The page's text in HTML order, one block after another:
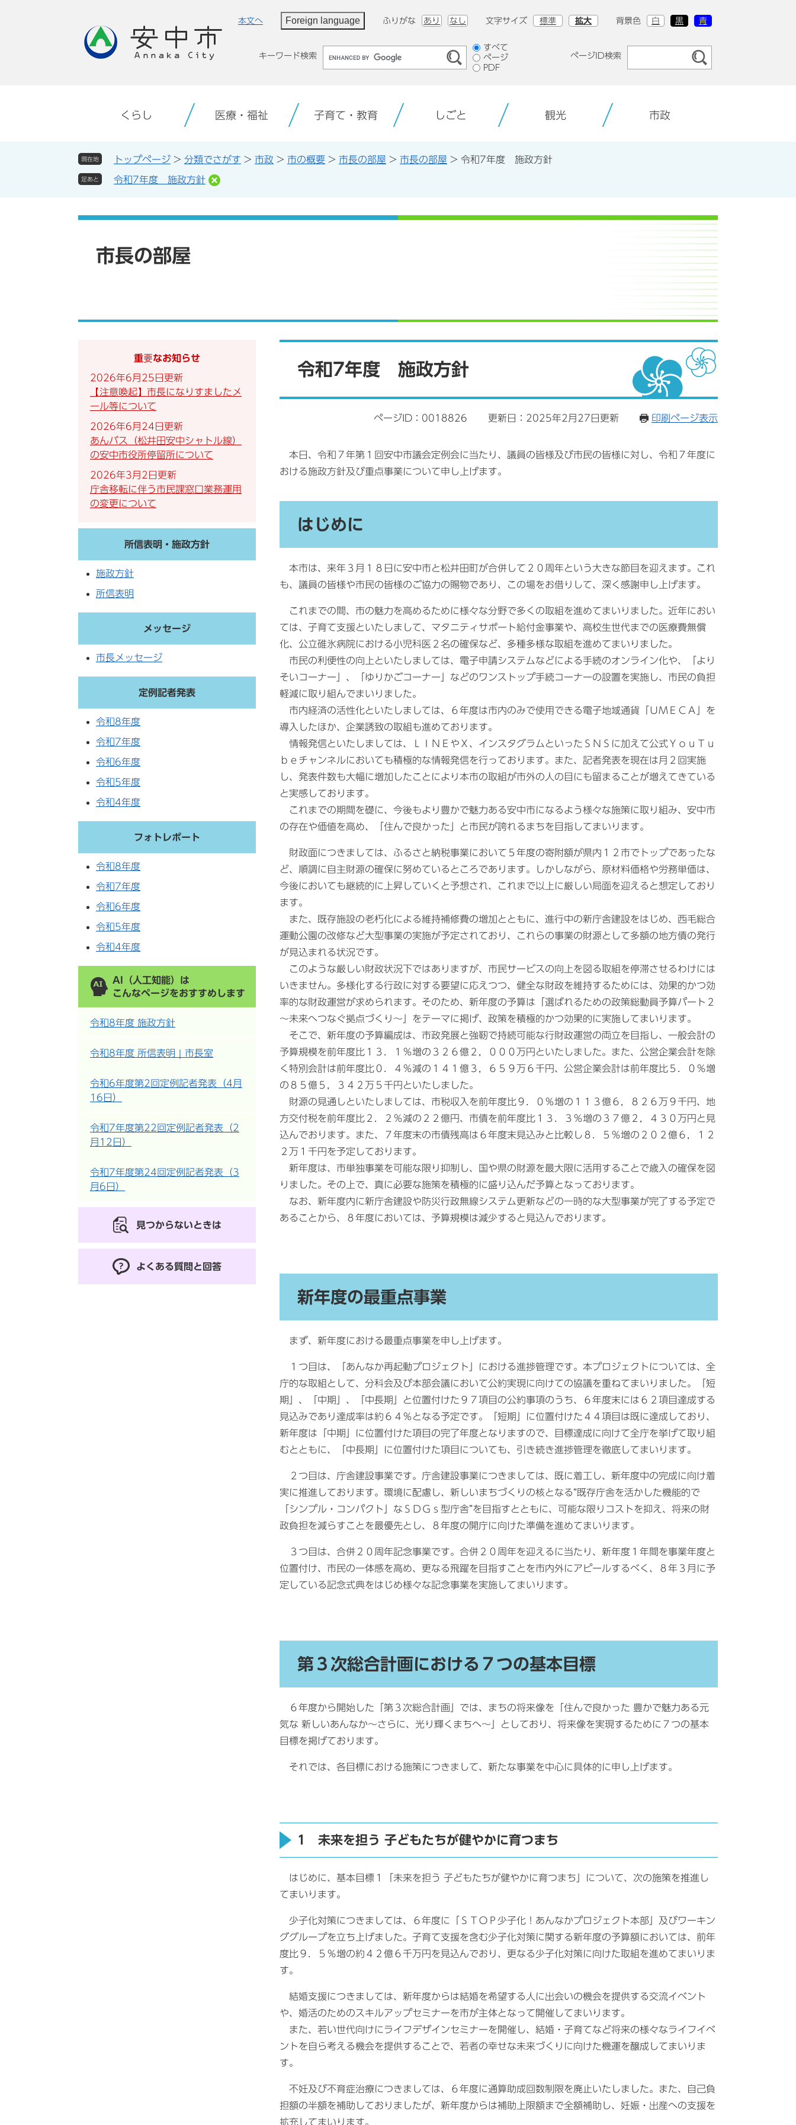
本文へ Foreign language ふりがな あり なし 文字サイズ 標準 拡大 背景色 白 黒 青
キーワード検索
検
索
対
すべて
ページ
PDF
ページID検索
くらし 医療・福祉 子育て・教育 しごと 観光 市政
現在地 トップページ > 分類でさがす > 市政 > 市の概要 > 市長の部屋 > 市長の部屋 > 令和7年度 施政方針
足あと 令和7年度 施政方針
市長の部屋
令和7年度 施政方針
ページID：0018826 更新日：2025年2月27日更新 印刷ページ表示
本日、令和７年第１回安中市議会定例会に当たり、議員の皆様及び市民の皆様に対し、令和７年度に
おける施政方針及び重点事業について申し上げます。
はじめに
本市は、来年３月１８日に安中市と松井田町が合併して２０周年という大きな節目を迎えます。これ
も、議員の皆様や市民の皆様のご協力の賜物であり、この場をお借りして、深く感謝申し上げます。
これまでの間、市の魅力を高めるために様々な分野で多くの取組を進めてまいりました。近年におい
ては、子育て支援といたしまして、マタニティサポート給付金事業や、高校生世代までの医療費無償
化、公立碓氷病院における小児科医２名の確保など、多種多様な取組を進めてまいりました。
市民の利便性の向上といたしましては、電子申請システムなどによる手続のオンライン化や、「より
そいコーナー」、「ゆりかごコーナー」などのワンストップ手続コーナーの設置を実施し、市民の負担
軽減に取り組んでまいりました。
市内経済の活性化といたしましては、６年度は市内のみで使用できる電子地域通貨「ＵＭＥＣＡ」を
導入したほか、企業誘致の取組も進めております。
情報発信といたしましては、ＬＩＮＥやＸ、インスタグラムといったＳＮＳに加えて公式ＹｏｕＴｕ
ｂｅチャンネルにおいても積極的な情報発信を行っております。また、記者発表を現在は月２回実施
し、発表件数も大幅に増加したことにより本市の取組が市外の人の目にも留まることが増えてきている
と実感しております。
これまでの期間を礎に、今後もより豊かで魅力ある安中市になるよう様々な施策に取り組み、安中市
の存在や価値を高め、「住んで良かった」と市民が誇れるまちを目指してまいります。
財政面につきましては、ふるさと納税事業において５年度の寄附額が県内１２市でトップであったな
ど、順調に自主財源の確保に努めているところであります。しかしながら、原材料価格や労務単価は、
今後においても継続的に上昇していくと予想され、これまで以上に厳しい局面を迎えると想定しており
ます。
また、既存施設の老朽化による維持補修費の増加とともに、進行中の新庁舎建設をはじめ、西毛総合
運動公園の改修など大型事業の実施が予定されており、これらの事業の財源として多額の地方債の発行
が見込まれる状況です。
このような厳しい財政状況下ではありますが、市民サービスの向上を図る取組を停滞させるわけには
いきません。多様化する行政に対する要望に応えつつ、健全な財政を維持するためには、効果的かつ効
率的な財政運営が求められます。そのため、新年度の予算は「選ばれるための政策総動員予算パート２
～未来へつなぐ拠点づくり～」をテーマに掲げ、政策を積極的かつ効果的に実施してまいります。
そこで、新年度の予算編成は、市政発展と強靭で持続可能な行財政運営の両立を目指し、一般会計の
予算規模を前年度比１３．１％増の３２６億２，０００万円といたしました。また、公営企業会計を除
く特別会計は前年度比０．４％減の１４１億３，６５９万６千円、公営企業会計は前年度比５．０％増
の８５億５，３４２万５千円といたしました。
財源の見通しといたしましては、市税収入を前年度比９．０％増の１１３億６，８２６万９千円、地
方交付税を前年度比２．２％減の２２億円、市債を前年度比１３．３％増の３７億２，４３０万円と見
込んでおります。また、７年度末の市債残高は６年度末見込みと比較し８．５％増の２０２億６，１２
２万１千円を予定しております。
新年度は、市単独事業を可能な限り抑制し、国や県の財源を最大限に活用することで歳入の確保を図
りました。その上で、真に必要な施策を積極的に盛り込んだ予算となっております。
なお、新年度内に新庁舎建設や防災行政無線システム更新などの一時的な大型事業が完了する予定で
あることから、８年度においては、予算規模は減少すると見込んでおります。​
新年度の最重点事業
まず、新年度における最重点事業を申し上げます。
１つ目は、「あんなか再起動プロジェクト」における進捗管理です。本プロジェクトについては、全
庁的な取組として、分科会及び本部会議において公約実現に向けての協議を重ねてまいりました。「短
期」、「中期」、「中長期」と位置付けた９７項目の公約事項のうち、６年度末には６２項目達成する
見込みであり達成率は約６４％となる予定です。「短期」に位置付けた４４項目は既に達成しており、
新年度は「中期」に位置付けた項目の完了年度となりますので、目標達成に向けて全庁を挙げて取り組
むとともに、「中長期」に位置付けた項目についても、引き続き進捗管理を徹底してまいります。
２つ目は、庁舎建設事業です。庁舎建設事業につきましては、既に着工し、新年度中の完成に向け着
実に推進しております。環境に配慮し、新しいまちづくりの核となる“既存庁舎を活かした機能的で
「シンプル・コンパクト」なＳＤＧｓ型庁舎”を目指すとともに、可能な限りコストを抑え、将来の財
政負担を減らすことを最優先とし、８年度の開庁に向けた準備を進めてまいります。
３つ目は、合併２０周年記念事業です。合併２０周年を迎えるに当たり、新年度１年間を事業年度と
位置付け、市民の一体感を高め、更なる飛躍を目指すことを市内外にアピールするべく、８年３月に予
定している記念式典をはじめ様々な記念事業を実施してまいります。
第３次総合計画における７つの基本目標
６年度から開始した「第３次総合計画」では、まちの将来像を「住んで良かった 豊かで魅力ある元
気な 新しいあんなか～さらに、光り輝くまちへ～」としており、将来像を実現するために７つの基本
目標を掲げております。
それでは、各目標における施策につきまして、新たな事業を中心に具体的に申し上げます。
1 未来を担う 子どもたちが健やかに育つまち​
はじめに、基本目標１「未来を担う 子どもたちが健やかに育つまち」について、次の施策を推進し
てまいります。
少子化対策につきましては、６年度に「ＳＴＯＰ少子化！あんなかプロジェクト本部」及びワーキン
ググループを立ち上げました。子育て支援を含む少子化対策に関する新年度の予算額においては、前年
度比９．５％増の約４２億６千万円を見込んでおり、更なる少子化対策に向けた取組を進めてまいりま
す。
結婚支援につきましては、新年度からは結婚を希望する人に出会いの機会を提供する交流イベント
や、婚活のためのスキルアップセミナーを市が主体となって開催してまいります。
また、若い世代向けにライフデザインセミナーを開催し、結婚・子育てなど将来の様々なライフイベ
ントを自ら考える機会を提供することで、若者の幸せな未来づくりに向けた機運を醸成してまいりま
す。
不妊及び不育症治療につきましては、６年度に通算助成回数制限を廃止いたしました。また、自己負
担額の半額を補助しておりましたが、新年度からは補助上限額まで全額補助し、妊娠・出産への支援を
拡充してまいります。
重要なお知らせ
2026年6月25日更新
【注意喚起】市長になりすましたメ
ール等について
2026年6月24日更新
あんバス（松井田安中シャトル線）
の安中市役所停留所について
2026年3月2日更新
庁舎移転に伴う市民課窓口業務運用
の変更について
所信表明・施政方針
施政方針
所信表明
メッセージ
市長メッセージ
定例記者発表
令和8年度
令和7年度
令和6年度
令和5年度
令和4年度
フォトレポート
令和8年度
令和7年度
令和6年度
令和5年度
令和4年度
AI（人工知能）は
こんなページをおすすめします
令和8年度 施政方針
令和8年度 所信表明｜市長室
令和6年度第2回定例記者発表（4月
16日）
令和7年度第22回定例記者発表（2
月12日）
令和7年度第24回定例記者発表（3
月6日）
見つからないときは
よくある質問と回答